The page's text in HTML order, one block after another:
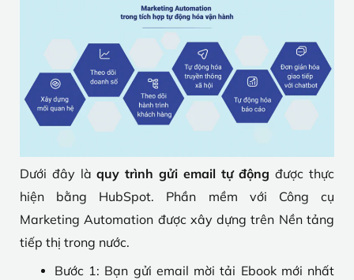
Dưới đây làquy trình gửi email tự động được thực
hiện bằng HubSpot. Phần mềm với Công cụ
Marketing Automation được xây dựng trên Nền tảng
tiếp thị trong nước.
Bước 1: Bạn gửi email mời tải Ebook mới nhất